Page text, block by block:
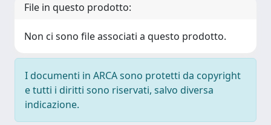
File in questo prodotto:
Non ci sono file associati a questo prodotto.
I documenti in ARCA sono protetti da copyright
e tutti i diritti sono riservati, salvo diversa
indicazione.